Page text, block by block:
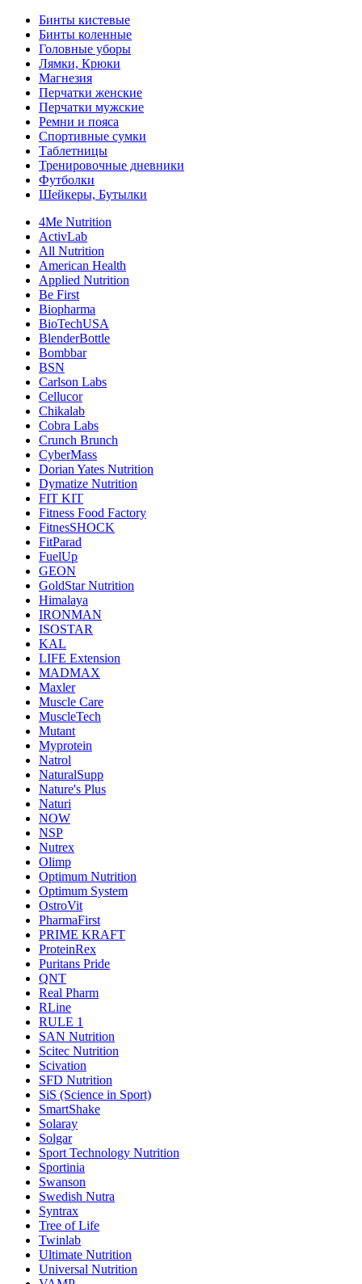
Бинты кистевые
Бинты коленные
Головные уборы
Лямки, Крюки
Магнезия
Перчатки женские
Перчатки мужские
Ремни и пояса
Спортивные сумки
Таблетницы
Тренировочные дневники
Футболки
Шейкеры, Бутылки
4Me Nutrition
ActivLab
All Nutrition
American Health
Applied Nutrition
Be First
Biopharma
BioTechUSA
BlenderBottle
Bombbar
BSN
Carlson Labs
Cellucor
Chikalab
Cobra Labs
Crunch Brunch
CyberMass
Dorian Yates Nutrition
Dymatize Nutrition
FIT KIT
Fitness Food Factory
FitnesSHOCK
FitParad
FuelUp
GEON
GoldStar Nutrition
Himalaya
IRONMAN
ISOSTAR
KAL
LIFE Extension
MADMAX
Maxler
Muscle Care
MuscleTech
Mutant
Myprotein
Natrol
NaturalSupp
Nature's Plus
Naturi
NOW
NSP
Nutrex
Olimp
Optimum Nutrition
Optimum System
OstroVit
PharmaFirst
PRIME KRAFT
ProteinRex
Puritans Pride
QNT
Real Pharm
RLine
RULE 1
SAN Nutrition
Scitec Nutrition
Scivation
SFD Nutrition
SiS (Science in Sport)
SmartShake
Solaray
Solgar
Sport Technology Nutrition
Sportinia
Swanson
Swedish Nutra
Syntrax
Tree of Life
Twinlab
Ultimate Nutrition
Universal Nutrition